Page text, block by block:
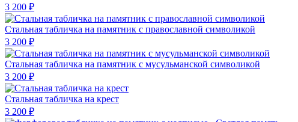
3 200 ₽
Стальная табличка на памятник с православной символикой
3 200 ₽
Стальная табличка на памятник с мусульманской символикой
3 200 ₽
Стальная табличка на крест
3 200 ₽